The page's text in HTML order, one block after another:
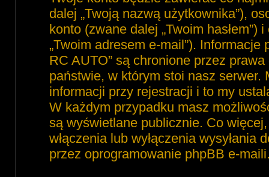
dalej „Twoją nazwą użytkownika”),
konto (zwane dalej „Twoim
„Twoim adresem e-mail”).
RC AUTO” są chronione przez
państwie, w którym stoi nasz
informacji przy rejestracji i to my
W każdym przypadku masz
są wyświetlane publicznie. Co
włączenia lub wyłączenia
przez oprogramowanie phpBB e-